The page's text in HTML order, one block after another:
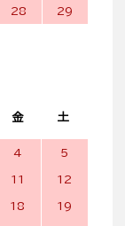
28 29
金 土
4 5
11 12
18 19